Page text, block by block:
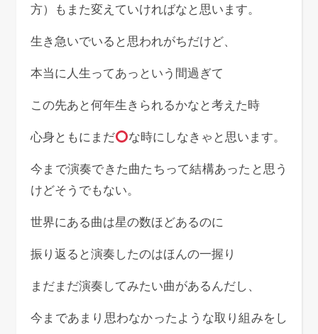
方）もまた変えていければなと思います。
生き急いでいると思われがちだけど、
本当に人生ってあっという間過ぎて
この先あと何年生きられるかなと考えた時
心身ともにまだ
な時にしなきゃと思います。
今まで演奏できた曲たちって結構あったと思う
けどそうでもない。
世界にある曲は星の数ほどあるのに
振り返ると演奏したのはほんの一握り
まだまだ演奏してみたい曲があるんだし、
今まであまり思わなかったような取り組みをし